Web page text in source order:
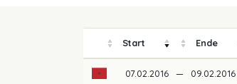
Start Ende
07.02.2016 — 09.02.2016